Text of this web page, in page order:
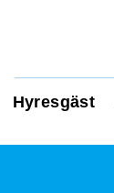
Hyresgäst